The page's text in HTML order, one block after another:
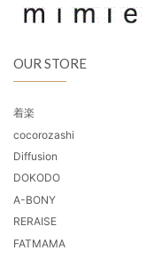
OUR STORE
着楽
cocorozashi
Diffusion
DOKODO
A-BONY
RERAISE
FATMAMA